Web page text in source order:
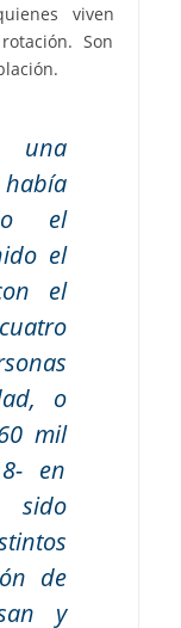
viven
Son
una
el
el
el
o
mil
en
de
y